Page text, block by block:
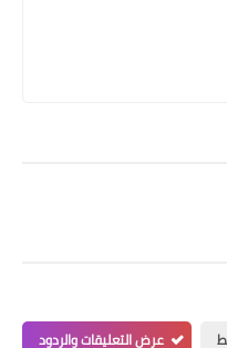
عرض التعليقات والردود